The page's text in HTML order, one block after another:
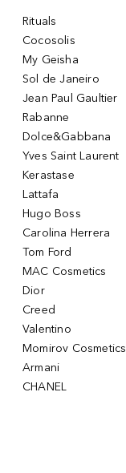
Rituals
Cocosolis
My Geisha
Sol de Janeiro
Jean Paul Gaultier
Rabanne
Dolce&Gabbana
Yves Saint Laurent
Kerastase
Lattafa
Hugo Boss
Carolina Herrera
Tom Ford
MAC Cosmetics
Dior
Creed
Valentino
Momirov Cosmetics
Armani
CHANEL